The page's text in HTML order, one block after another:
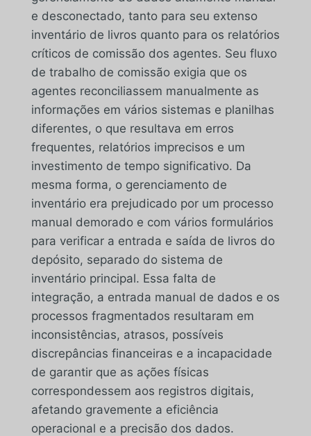
e desconectado, tanto para seu extenso
inventário de livros quanto para os relatórios
críticos de comissão dos agentes. Seu fluxo
de trabalho de comissão exigia que os
agentes reconciliassem manualmente as
informações em vários sistemas e planilhas
diferentes, o que resultava em erros
frequentes, relatórios imprecisos e um
investimento de tempo significativo. Da
mesma forma, o gerenciamento de
inventário era prejudicado por um processo
manual demorado e com vários formulários
para verificar a entrada e saída de livros do
depósito, separado do sistema de
inventário principal. Essa falta de
integração, a entrada manual de dados e os
processos fragmentados resultaram em
inconsistências, atrasos, possíveis
discrepâncias financeiras e a incapacidade
de garantir que as ações físicas
correspondessem aos registros digitais,
afetando gravemente a eficiência
operacional e a precisão dos dados.